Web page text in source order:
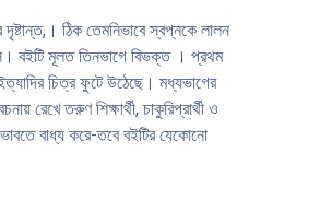
ঠিক তেমনিভাবে স্বপ্নকে লালন
বইটি মূলত তিনভাগে বিভক্ত । প্রথম
ইত্যাদির চিত্র ফুটে উঠেছে। মধ্যভাগের
রেখে তরুণ শিক্ষার্থী, চাকুরিপ্রার্থী ও
বাধ্য করে-তবে বইটির যেকোনাে